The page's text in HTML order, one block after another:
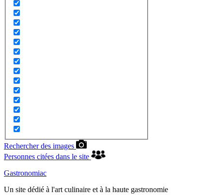
Rechercher des images
Personnes citées dans le site
Gastronomiac
Un site dédié à l'art culinaire et à la haute gastronomie